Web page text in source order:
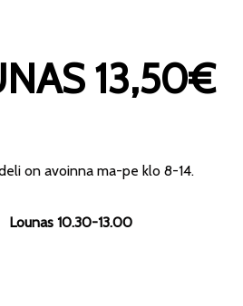
13,50€
on avoinna ma-pe klo 8-14.
Lounas 10.30-13.00